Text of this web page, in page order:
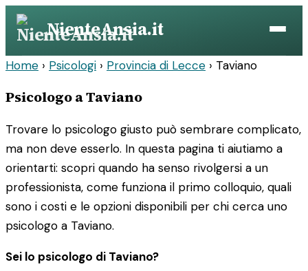
Vai
contenuto
NienteAnsia.it
Home › Psicologi › Provincia di Lecce › Taviano
Psicologo a Taviano
Trovare lo psicologo giusto può sembrare complicato,
ma non deve esserlo. In questa pagina ti aiutiamo a
orientarti: scopri quando ha senso rivolgersi a un
professionista, come funziona il primo colloquio, quali
sono i costi e le opzioni disponibili per chi cerca uno
psicologo a Taviano.
Sei lo psicologo di Taviano?